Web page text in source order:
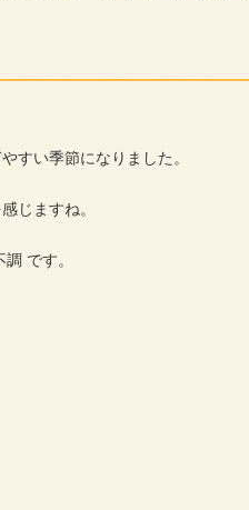
すい季節になりました。
じますね。
です。